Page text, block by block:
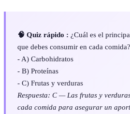
🧠 Quiz rápido : ¿Cuál es el
que debes consumir en cada comida?
- A) Carbohidratos
- B) Proteínas
- C) Frutas y verduras
Respuesta: C — Las frutas y
cada comida para asegurar un